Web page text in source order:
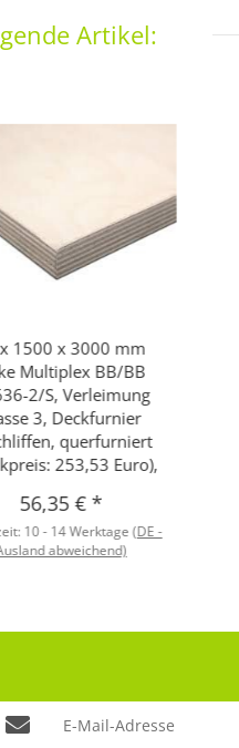
Artikel:
1500 x 3000 mm
Multiplex BB/BB
2/S, Verleimung
3, Deckfurnier
querfurniert
253,53 Euro),
56,35 € *
10 - 14 Werktage (DE -
abweichend)